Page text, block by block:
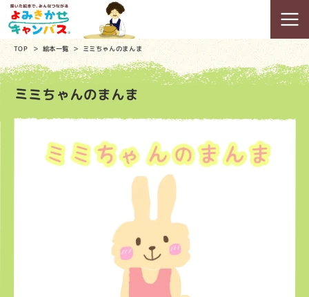
TOP 絵本一覧 ミミちゃんのまんま
ミミちゃんのまんま